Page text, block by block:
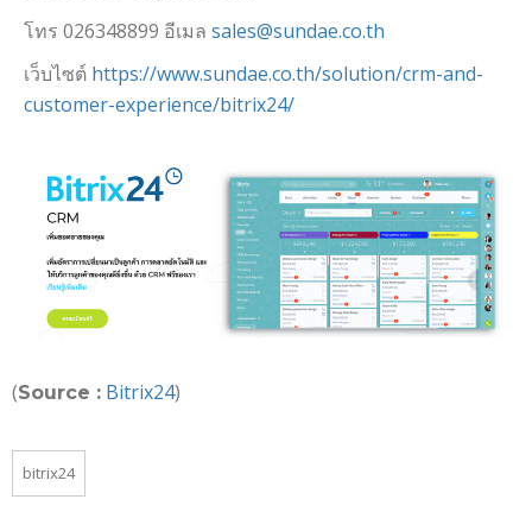
โทร 026348899 อีเมล sales@sundae.co.th
เว็บไซต์ https://www.sundae.co.th/solution/crm-and-
customer-experience/bitrix24/
(Source : Bitrix24)
bitrix24